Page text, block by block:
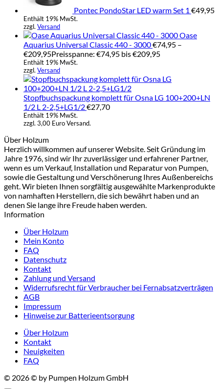
Pontec PondoStar LED warm Set 1 €49,95
Enthält 19% MwSt.
zzgl. Versand
Oase
Aquarius Universal Classic 440 - 3000€74,95 –
€209,95Preisspanne: €74,95 bis €209,95
Enthält 19% MwSt.
zzgl. Versand
Stopfbuchspackung komplett für Osna LG 100+200+LN
1/2 L 2-2,5+LG1/2€27,70
Enthält 19% MwSt.
zzgl. 3,00 Euro Versand.
Über Holzum
Herzlich willkommen auf unserer Website. Seit Gründung im
Jahre 1976, sind wir Ihr zuverlässiger und erfahrener Partner,
wenn es um Verkauf, Installation und Reparatur von Pumpen,
sowie die Gestaltung und Verschönerung Ihres Außenbereichs
geht. Wir bieten Ihnen sorgfältig ausgewählte Markenprodukte
von namhaften Herstellern, die sich bewährt haben und an
denen Sie lange ihre Freude haben werden.
Information
Über Holzum
Mein Konto
FAQ
Datenschutz
Kontakt
Zahlung und Versand
Widerrufsrecht für Verbraucher bei Fernabsatzverträgen
AGB
Impressum
Hinweise zur Batterieentsorgung
Über Holzum
Kontakt
Neuigkeiten
FAQ
© 2026 © by Pumpen Holzum GmbH